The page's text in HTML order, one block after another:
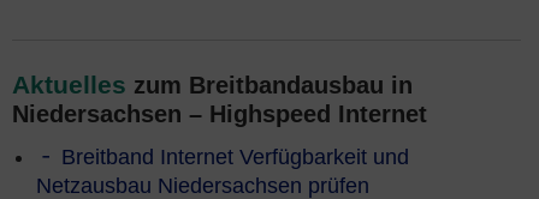
Aktuelles zum Breitbandausbau in
Niedersachsen – Highspeed Internet
Breitband Internet Verfügbarkeit und
Netzausbau Niedersachsen prüfen